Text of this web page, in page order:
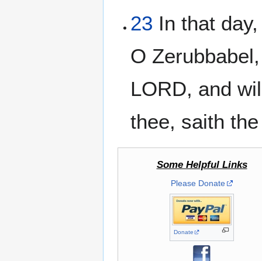
23 In that
O
LORD, and
thee, saith
Some Helpful Links
Please Donate
Donate